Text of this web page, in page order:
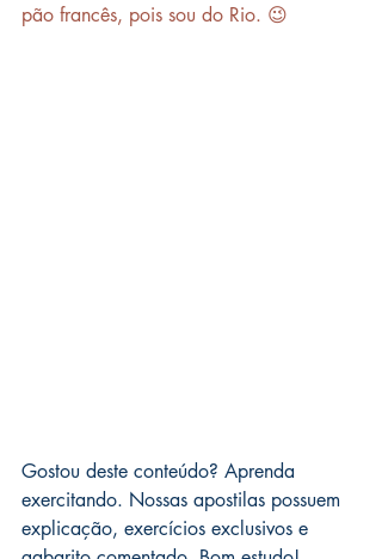
pão francês, pois sou do Rio. 😉
Gostou deste conteúdo? Aprenda
exercitando. Nossas apostilas possuem
explicação, exercícios exclusivos e